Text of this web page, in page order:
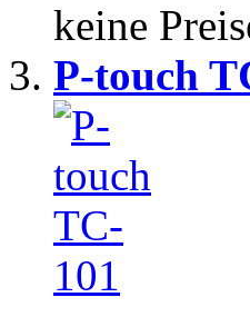
keine
P-touch